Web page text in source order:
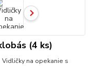
(4 ks)
na opekanie s